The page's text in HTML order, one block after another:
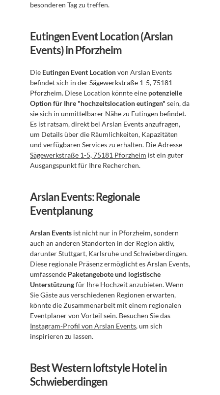
besonderen Tag zu treffen.
Eutingen Event Location (Arslan
Events) in Pforzheim
Die Eutingen Event Location von Arslan Events
befindet sich in der Sägewerkstraße 1-5, 75181
Pforzheim. Diese Location könnte eine potenzielle
Option für Ihre "hochzeitslocation eutingen" sein, da
sie sich in unmittelbarer Nähe zu Eutingen befindet.
Es ist ratsam, direkt bei Arslan Events anzufragen,
um Details über die Räumlichkeiten, Kapazitäten
Sägewerkstraße 1-5, 75181 Pforzheim ist ein guter
Ausgangspunkt für Ihre Recherchen.
Arslan Events: Regionale
Eventplanung
Arslan Events ist nicht nur in Pforzheim, sondern
auch an anderen Standorten in der Region aktiv,
darunter Stuttgart, Karlsruhe und Schwieberdingen.
Diese regionale Präsenz ermöglicht es Arslan Events,
umfassende Paketangebote und logistische
Unterstützung für Ihre Hochzeit anzubieten. Wenn
Sie Gäste aus verschiedenen Regionen erwarten,
könnte die Zusammenarbeit mit einem regionalen
Instagram-Profil von Arslan Events, um sich
inspirieren zu lassen.
Best Western loftstyle Hotel in
Schwieberdingen